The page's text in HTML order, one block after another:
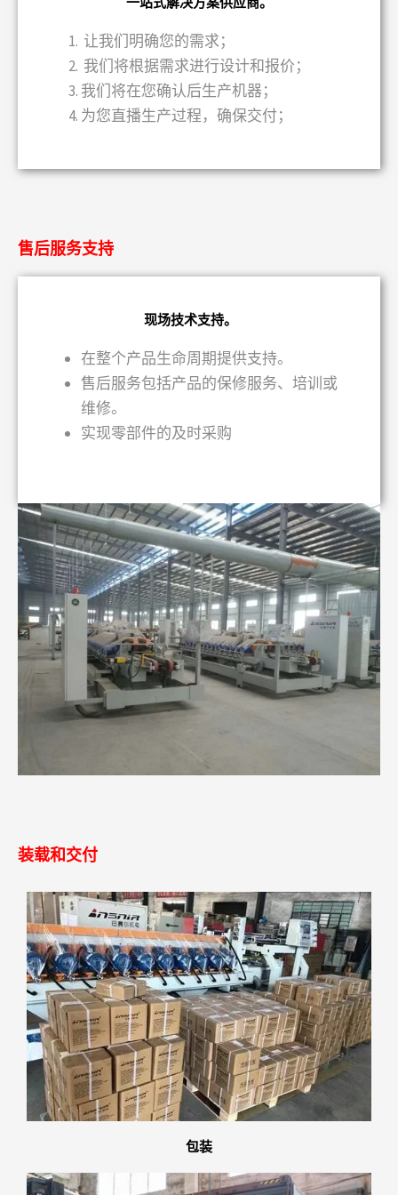
让我们明确您的需求；
我们将根据需求进行设计和报价；
我们将在您确认后生产机器；
为您直播生产过程，确保交付；
售后服务支持
现场技术支持。
在整个产品生命周期提供支持。
售后服务包括产品的保修服务、培训或
维修。
实现零部件的及时采购
装载和交付
包装